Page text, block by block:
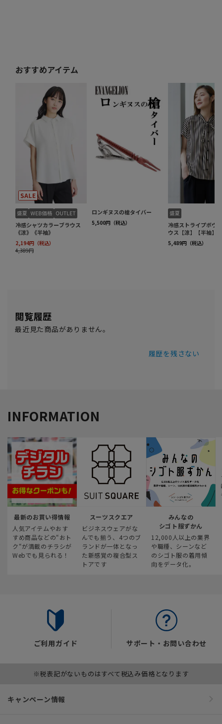
閲覧履歴
最近見た商品がありません。
履歴を残さない
INFORMATION
最新のお買い得情報
人気アイテムやおす
すめ商品などの“おト
ク“が満載のチラシが
Webでも見られる！
スーツスクエア
ビジネスウェアがな
んでも揃う、4つのブ
ランドが一体となっ
た新感覚の複合型ス
トアです
みんなの
シゴト服ずかん
12,000人以上の業界
や職種、シーンなど
のシゴト服の着用傾
向をデータ化。
ご利用ガイド サポート・お問い合わせ
※税表記がないものはすべて税込み価格となります
キャンペーン情報